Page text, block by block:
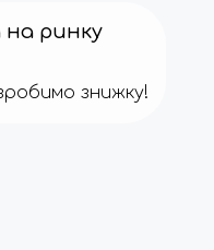
ринку
знижку!